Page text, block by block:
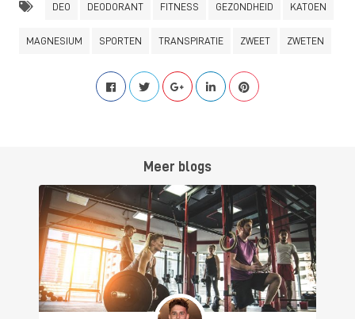
DEO DEODORANT FITNESS GEZONDHEID KATOEN
MAGNESIUM SPORTEN TRANSPIRATIE ZWEET ZWETEN
Meer blogs